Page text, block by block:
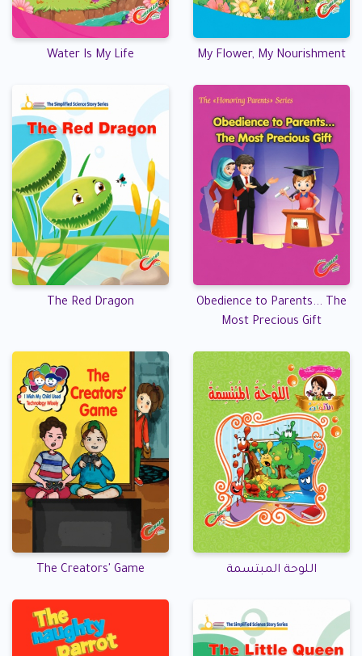
My Flower, My Nourishment
Water Is My Life
Obedience to Parents... The
Most Precious Gift
The Red Dragon
اللوحة المبتسمة The Creators' Game